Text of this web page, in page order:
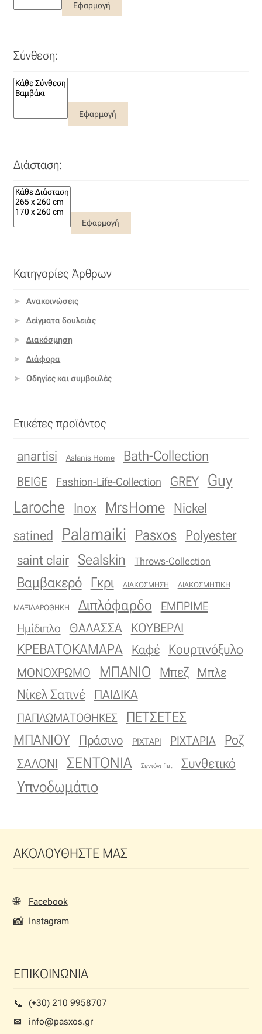
Εφαρμογή
Σύνθεση:
Εφαρμογή
Διάσταση:
Εφαρμογή
Κατηγορίες Άρθρων
Ανακοινώσεις
Δείγματα δουλειάς
Διακόσμηση
Διάφορα
Οδηγίες και συμβουλές
Ετικέτες προϊόντος
anartisi Aslanis Home Bath-Collection
BEIGE Fashion-Life-Collection GREY
Guy
Laroche
Inox MrsHome
Nickel
satined
Palamaiki Pasxos Polyester
saint clair Sealskin Throws-Collection
Βαμβακερό Γκρι ΔΙΑΚΟΣΜΗΣΗ ΔΙΑΚΟΣΜΗΤΙΚΗ
ΜΑΞΙΛΑΡΟΘΗΚΗ Διπλόφαρδο
ΕΜΠΡΙΜΕ
Ημίδιπλο
ΘΑΛΑΣΣΑ ΚΟΥΒΕΡΛΙ
ΚΡΕΒΑΤΟΚΑΜΑΡΑ Καφέ Κουρτινόξυλο
ΜΟΝΟΧΡΩΜΟ ΜΠΑΝΙΟ Μπεζ Μπλε
Νίκελ Σατινέ ΠΑΙΔΙΚΑ
ΠΑΠΛΩΜΑΤΟΘΗΚΕΣ
ΠΕΤΣΕΤΕΣ
ΜΠΑΝΙΟΥ
Πράσινο ΡΙΧΤΑΡΙ ΡΙΧΤΑΡΙΑ Ροζ
ΣΑΛΟΝΙ ΣΕΝΤΟΝΙΑ Σεντόνι flat Συνθετικό
Υπνοδωμάτιο
ΑΚΟΛΟΥΘΗΣΤΕ ΜΑΣ
🌐 Facebook
📸 Instagram
ΕΠΙΚΟΙΝΩΝΙΑ
📞︎
(+30) 210 9958707
✉
info@pasxos.gr